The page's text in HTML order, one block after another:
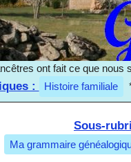
ont fait ce que
: Histoire familiale
Sous-
Ma grammaire